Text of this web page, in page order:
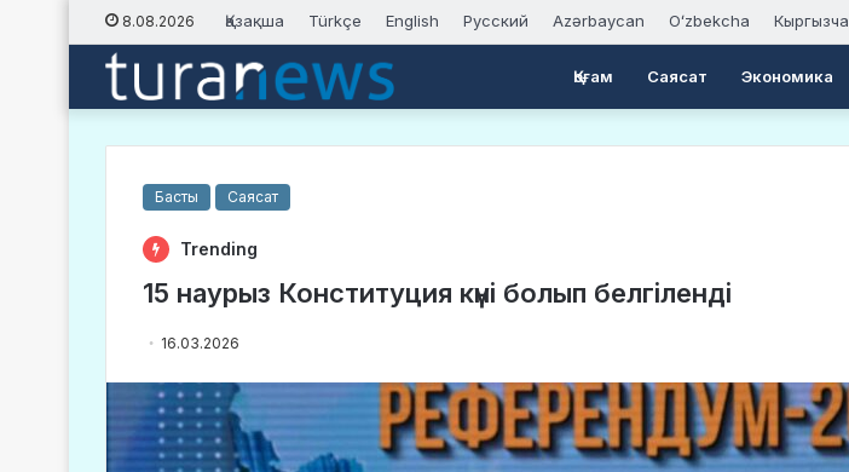
8.08.2026 Қазақша Türkçe English Русский Azərbaycan Oʻzbekcha Кыргызча
Қоғам Саясат Экономика
Басты Саясат
Trending
15 наурыз Конституция күні болып белгіленді
16.03.2026